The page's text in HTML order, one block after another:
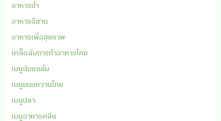
อาหารยำ
อาหารอีสาน
อาหารเพื่อสุขภาพ
เคล็ดลับการทำอาหารไทย
เมนูกับแกล้ม
เมนูขนมหวานไทย
เมนูปลา
เมนูอาหารคลีน